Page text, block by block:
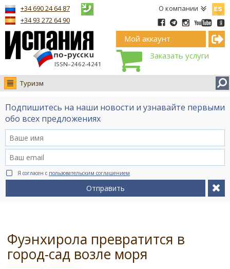
О компании
ISSN–2462-4241
+34 690 24 64 87
+34 93 272 64 90
Мой аккаунт
Заказать услуги
Туризм
Новости
Интервью
Видео Ruso.TV
BCN life
Сервис на немецком
Подпишитесь на наши новости и узнавайте первыми
обо всех предложениях
Я согласен с пользовательским соглашением
Отправить
Фуэнхирола превратится в
город-сад возле моря